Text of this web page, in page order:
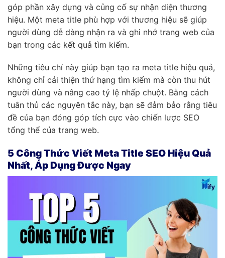
góp phần xây dựng và củng cố sự nhận diện thương
hiệu. Một meta title phù hợp với thương hiệu sẽ giúp
người dùng dễ dàng nhận ra và ghi nhớ trang web của
bạn trong các kết quả tìm kiếm.
Những tiêu chí này giúp bạn tạo ra meta title hiệu quả,
không chỉ cải thiện thứ hạng tìm kiếm mà còn thu hút
người dùng và nâng cao tỷ lệ nhấp chuột. Bằng cách
tuân thủ các nguyên tắc này, bạn sẽ đảm bảo rằng tiêu
đề của bạn đóng góp tích cực vào chiến lược SEO
tổng thể của trang web.
5 Công Thức Viết Meta Title SEO Hiệu Quả
Nhất, Áp Dụng Được Ngay